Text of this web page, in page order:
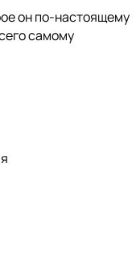
он по-настоящему
самому
разными
человек
от
чего же он